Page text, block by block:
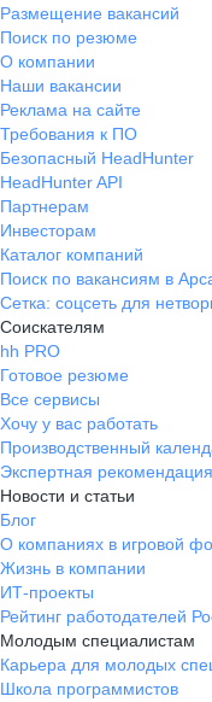
Размещение вакансий
Поиск по резюме
О компании
Наши вакансии
Реклама на сайте
Требования к ПО
Безопасный HeadHunter
HeadHunter API
Партнерам
Инвесторам
Каталог компаний
Поиск по вакансиям в
Сетка: соцсеть для
Соискателям
hh PRO
Готовое резюме
Все сервисы
Хочу у вас работать
Производственный
Экспертная рекомендация
Новости и статьи
Блог
О компаниях в игровой
Жизнь в компании
ИТ-проекты
Рейтинг работодателей
Молодым специалистам
Карьера для молодых
Школа программистов